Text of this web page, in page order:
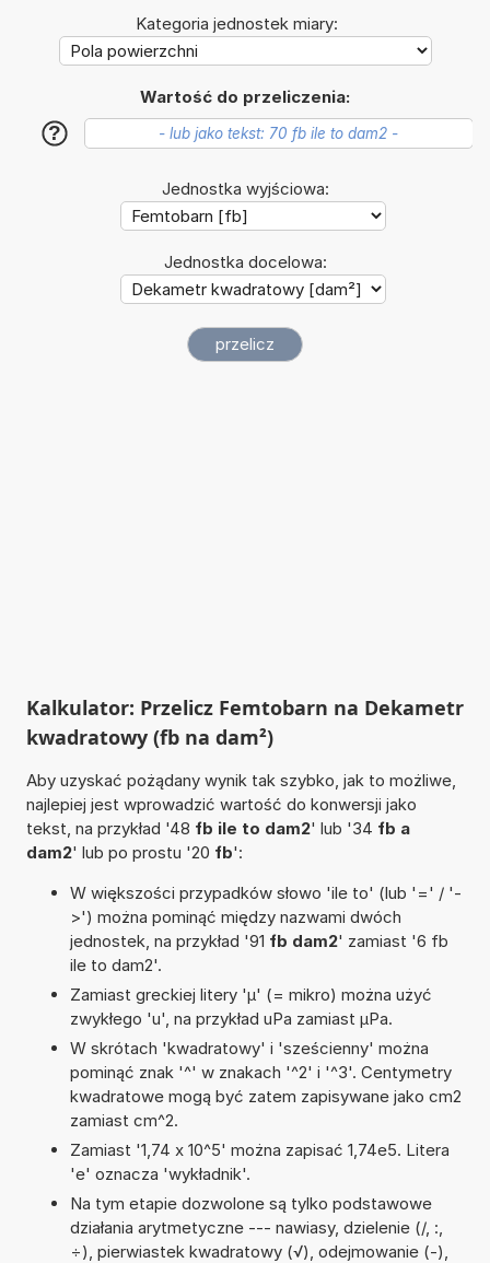
Kategoria jednostek miary:
Wartość do przeliczenia:
?
Jednostka wyjściowa:
Jednostka docelowa:
Kalkulator: Przelicz Femtobarn na Dekametr
kwadratowy (fb na dam²)
Aby uzyskać pożądany wynik tak szybko, jak to możliwe,
najlepiej jest wprowadzić wartość do konwersji jako
tekst, na przykład '48 fb ile to dam2' lub '34 fb a
dam2' lub po prostu '20 fb':
W większości przypadków słowo 'ile to' (lub '=' / '-
>') można pominąć między nazwami dwóch
jednostek, na przykład '91 fb dam2' zamiast '6 fb
ile to dam2'.
Zamiast greckiej litery 'µ' (= mikro) można użyć
zwykłego 'u', na przykład uPa zamiast µPa.
W skrótach 'kwadratowy' i 'sześcienny' można
pominąć znak '^' w znakach '^2' i '^3'. Centymetry
kwadratowe mogą być zatem zapisywane jako cm2
zamiast cm^2.
Zamiast '1,74 x 10^5' można zapisać 1,74e5. Litera
'e' oznacza 'wykładnik'.
Na tym etapie dozwolone są tylko podstawowe
działania arytmetyczne --- nawiasy, dzielenie (/, :,
÷), pierwiastek kwadratowy (√), odejmowanie (-),